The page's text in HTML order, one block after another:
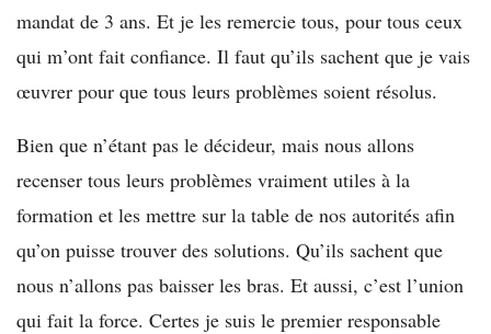
mandat de 3 ans. Et je les remercie tous, pour tous ceux
qui m’ont fait confiance. Il faut qu’ils sachent que je vais
œuvrer pour que tous leurs problèmes soient résolus.
Bien que n’étant pas le décideur, mais nous allons
recenser tous leurs problèmes vraiment utiles à la
formation et les mettre sur la table de nos autorités afin
qu’on puisse trouver des solutions. Qu’ils sachent que
nous n’allons pas baisser les bras. Et aussi, c’est l’union
qui fait la force. Certes je suis le premier responsable